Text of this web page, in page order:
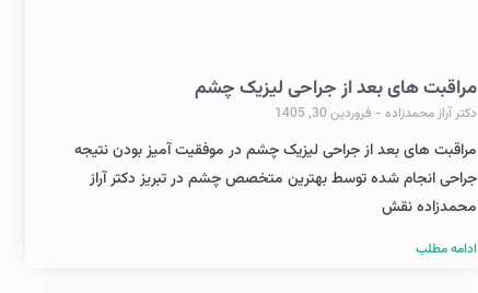
مراقبت های بعد از جراحی لیزیک چشم
دکتر آراز محمدزاده فروردین 30, 1405
مراقبت های بعد از جراحی لیزیک چشم در موفقیت آمیز بودن نتیجه
جراحی انجام شده توسط بهترین متخصص چشم در تبریز دکتر آراز
محمدزاده نقش
ادامه مطلب